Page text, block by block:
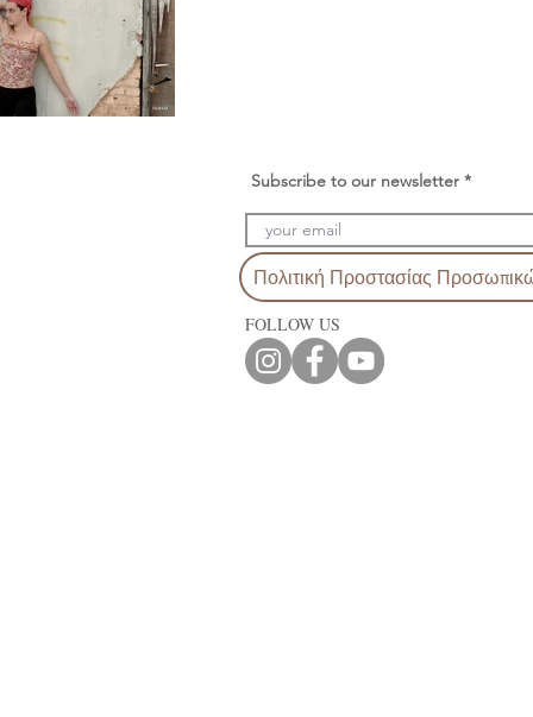
Subscribe to our newsletter
Πολιτική Προστασίας
FOLLOW US